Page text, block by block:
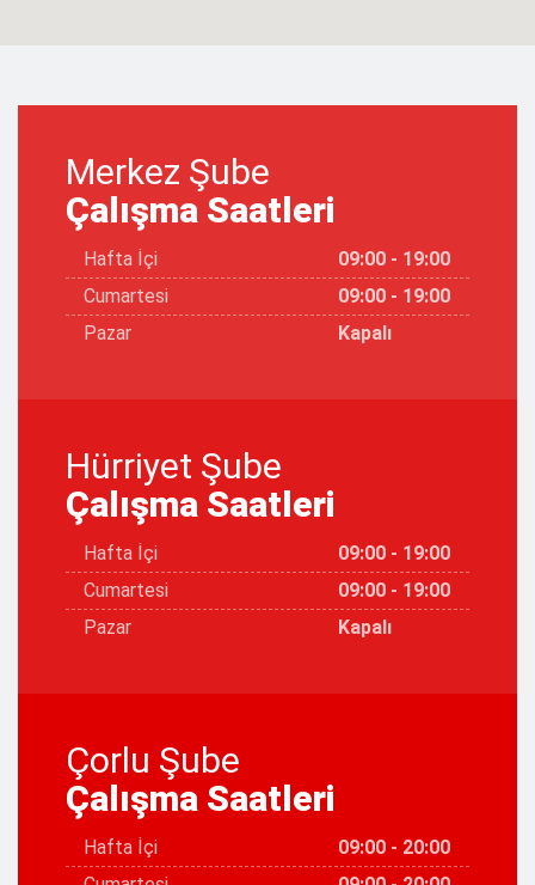
Merkez Şube
Çalışma Saatleri
Hafta İçi
09:00 - 19:00
Cumartesi
09:00 - 19:00
Pazar
Kapalı
Hürriyet Şube
Çalışma Saatleri
Hafta İçi
09:00 - 19:00
Cumartesi
09:00 - 19:00
Pazar
Kapalı
Çorlu Şube
Çalışma Saatleri
Hafta İçi
09:00 - 20:00